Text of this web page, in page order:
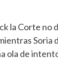
la Corte no
Soria
ola de